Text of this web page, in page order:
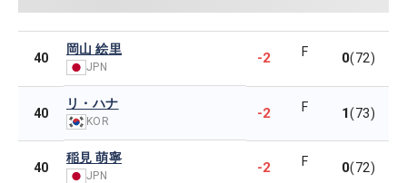
40
岡山 絵里
JPN
-2 F 0(72)
40
リ・ハナ
KOR -2 F 1(73)
40
稲見 萌寧
JPN -2 F 0(72)